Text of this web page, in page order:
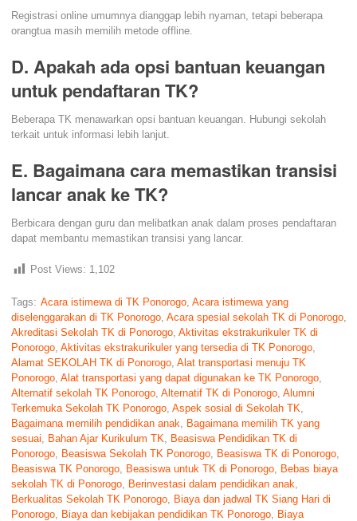
Registrasi online umumnya dianggap lebih nyaman, tetapi beberapa
orangtua masih memilih metode offline.
D. Apakah ada opsi bantuan keuangan
untuk pendaftaran TK?
Beberapa TK menawarkan opsi bantuan keuangan. Hubungi sekolah
terkait untuk informasi lebih lanjut.
E. Bagaimana cara memastikan transisi
lancar anak ke TK?
Berbicara dengan guru dan melibatkan anak dalam proses pendaftaran
dapat membantu memastikan transisi yang lancar.
Post Views: 1,102
Tags: Acara istimewa di TK Ponorogo ,Acara istimewa yang
diselenggarakan di TK Ponorogo ,Acara spesial sekolah TK di Ponorogo
Akreditasi Sekolah TK di Ponorogo ,Aktivitas ekstrakurikuler TK di
Ponorogo ,Aktivitas ekstrakurikuler yang tersedia di TK Ponorogo
Alamat SEKOLAH TK di Ponorogo ,Alat transportasi menuju TK
Ponorogo ,Alat transportasi yang dapat digunakan ke TK Ponorogo
Alternatif sekolah TK Ponorogo ,Alternatif TK di Ponorogo ,Alumni
Terkemuka Sekolah TK Ponorogo ,Aspek sosial di Sekolah TK
Bagaimana memilih pendidikan anak
Bagaimana memilih TK yang
sesuai
Bahan Ajar Kurikulum TK
Beasiswa Pendidikan TK di
Ponorogo Beasiswa Sekolah TK Ponorogo Beasiswa TK di Ponorogo
Beasiswa TK Ponorogo Beasiswa untuk TK di Ponorogo Bebas biaya
sekolah TK di Ponorogo Berinvestasi dalam pendidikan anak
Berkualitas Sekolah TK Ponorogo Biaya dan jadwal TK Siang Hari di
Ponorogo Biaya dan kebijakan pendidikan TK Ponorogo Biaya